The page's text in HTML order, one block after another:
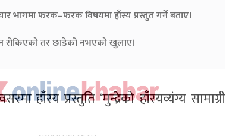
भागमा फरक–फरक विषयमा हाँस्य प्रस्तुत गर्ने बताए।
तर छाडेको नभएको खुलाए।
हाँस्य प्रस्तुति ‘मुन्द्रेको हाँस्यव्यंग्य सामाग्री